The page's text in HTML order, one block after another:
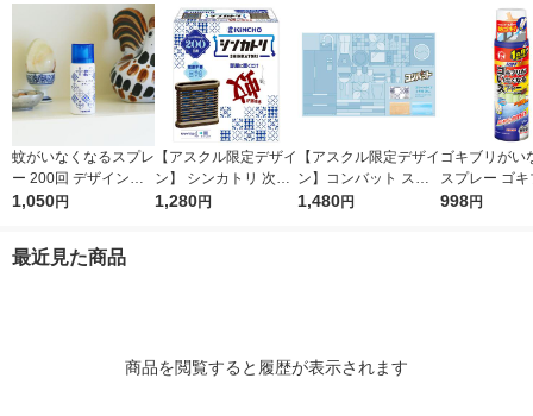
蚊がいなくなるスプレ
ー 200回 デザイン缶
無香料 12時間持続 蚊
ンチョー
1,050円
【アスクル限定デザイ
ン】 シンカトリ 次世
代型 屋内蚊取り 電源
1,280円
【アスクル限定デザイ
ン】コンバット スマ
ート ゴキブリ駆除剤
1,480円
ゴキブリがい
スプレー ゴ
コジラミ 駆除
998円
最近見た商品
商品を閲覧すると履歴が表示されます